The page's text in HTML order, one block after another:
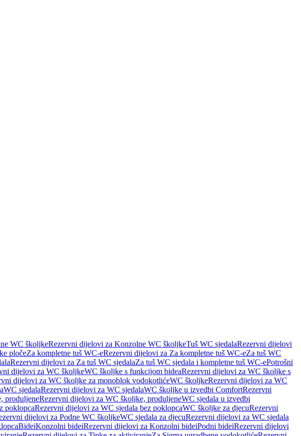
WC školjkeRezervni dijelovi za Konzolne WC školjkeTuš WC sjedalaRezervni dijelovi
pločeZa kompletne tuš WC-eRezervni dijelovi za Za kompletne tuš WC-eZa tuš WC
Rezervni dijelovi za Za tuš WC sjedalaZa tuš WC sjedala i kompletne tuš WC-ePotrošni
dijelovi za WC školjkeWC školjke s funkcijom bideaRezervni dijelovi za WC školjke s
dijelovi za WC školjke za monoblok vodokotlićeWC školjkeRezervni dijelovi za WC
WC sjedalaRezervni dijelovi za WC sjedalaWC školjke u izvedbi ComfortRezervni
produljeneRezervni dijelovi za WC školjke, produljeneWC sjedala u izvedbi
poklopcaRezervni dijelovi za WC sjedala bez poklopcaWC školjke za djecuRezervni
dijelovi za Podne WC školjkeWC sjedala za djecuRezervni dijelovi za WC sjedala
BideiKonzolni bideiRezervni dijelovi za Konzolni bideiPodni bideiRezervni dijelovi